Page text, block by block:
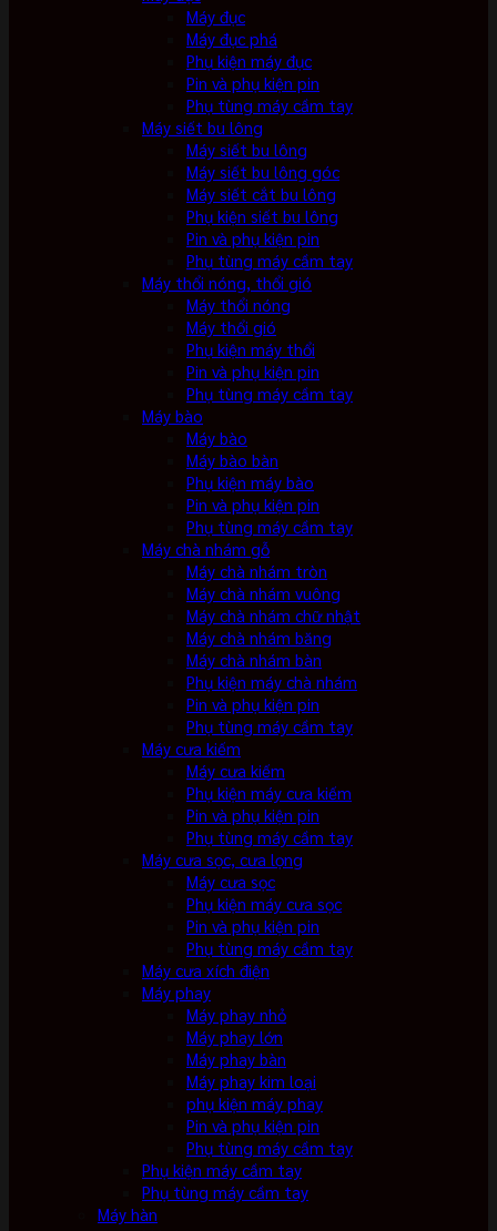
Máy đục
Máy đục phá
Phụ kiện máy đục
Pin và phụ kiện pin
Phụ tùng máy cầm tay
Máy siết bu lông
Máy siết bu lông
Máy siết bu lông góc
Máy siết cắt bu lông
Phụ kiện siết bu lông
Pin và phụ kiện pin
Phụ tùng máy cầm tay
Máy thổi nóng, thổi gió
Máy thổi nóng
Máy thổi gió
Phụ kiện máy thổi
Pin và phụ kiện pin
Phụ tùng máy cầm tay
Máy bào
Máy bào
Máy bào bàn
Phụ kiện máy bào
Pin và phụ kiện pin
Phụ tùng máy cầm tay
Máy chà nhám gỗ
Máy chà nhám tròn
Máy chà nhám vuông
Máy chà nhám chữ nhật
Máy chà nhám băng
Máy chà nhám bàn
Phụ kiện máy chà nhám
Pin và phụ kiện pin
Phụ tùng máy cầm tay
Máy cưa kiếm
Máy cưa kiếm
Phụ kiện máy cưa kiếm
Pin và phụ kiện pin
Phụ tùng máy cầm tay
Máy cưa sọc, cưa lọng
Máy cưa sọc
Phụ kiện máy cưa sọc
Pin và phụ kiện pin
Phụ tùng máy cầm tay
Máy cưa xích điện
Máy phay
Máy phay nhỏ
Máy phay lớn
Máy phay bàn
Máy phay kim loại
phụ kiện máy phay
Pin và phụ kiện pin
Phụ tùng máy cầm tay
Phụ kiện máy cầm tay
Phụ tùng máy cầm tay
Máy hàn